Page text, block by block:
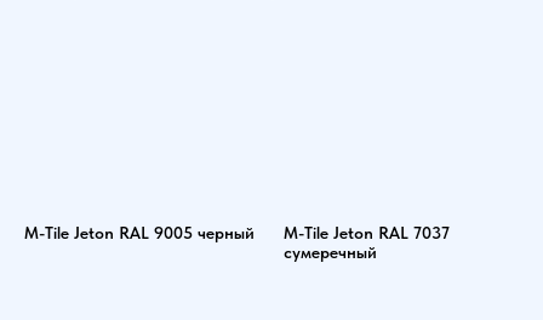
M-Tile Jeton RAL 9005 черный
M-Tile Jeton RAL 7037
сумеречный